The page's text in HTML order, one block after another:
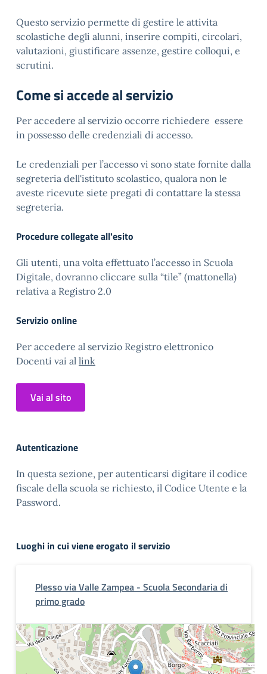
Questo servizio permette di gestire le attivita
scolastiche degli alunni, inserire compiti, circolari,
valutazioni, giustificare assenze, gestire colloqui, e
scrutini.
Come si accede al servizio
Per accedere al servizio occorre richiedere essere
in possesso delle credenziali di accesso.
Le credenziali per l’accesso vi sono state fornite dalla
segreteria dell'istituto scolastico, qualora non le
aveste ricevute siete pregati di contattare la stessa
segreteria.
Procedure collegate all'esito
Gli utenti, una volta effettuato l’accesso in Scuola
Digitale, dovranno cliccare sulla “tile” (mattonella)
relativa a Registro 2.0
Servizio online
Per accedere al servizio Registro elettronico
Docenti vai al link
Vai al sito
Autenticazione
In questa sezione, per autenticarsi digitare il codice
fiscale della scuola se richiesto, il Codice Utente e la
Password.
Luoghi in cui viene erogato il servizio
Plesso via Valle Zampea - Scuola Secondaria di
primo grado